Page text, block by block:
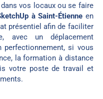
vos locaux ou se faire
àSaint-Étienne en
présentiel afin de faciliter
avec un déplacement
perfectionnement, si vous
la formation à distance
votre poste de travail et